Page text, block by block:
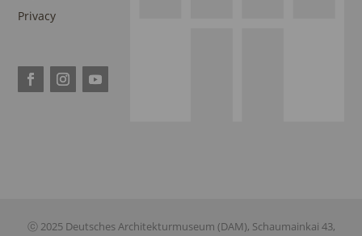
Privacy
ⓒ 2025 Deutsches Architekturmuseum (DAM), Schaumainkai 43,